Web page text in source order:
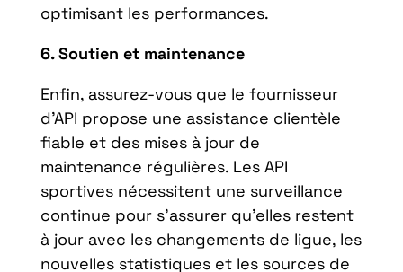
optimisant les performances.
6. Soutien et maintenance
Enfin, assurez-vous que le fournisseur
d’API propose une assistance clientèle
fiable et des mises à jour de
maintenance régulières. Les API
sportives nécessitent une surveillance
continue pour s’assurer qu’elles restent
à jour avec les changements de ligue, les
nouvelles statistiques et les sources de